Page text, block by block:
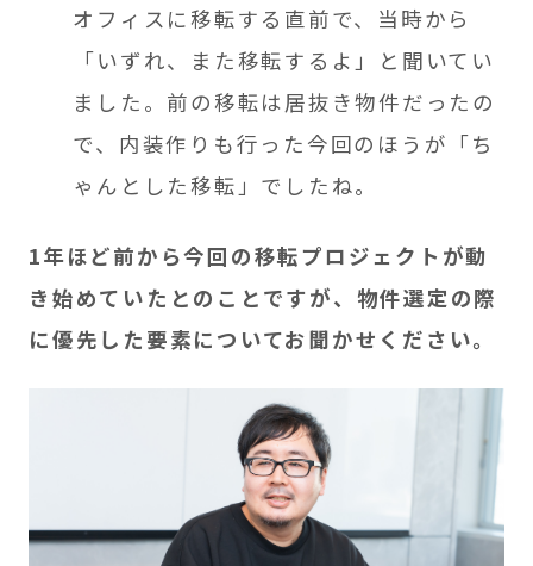
オフィスに移転する直前で、当時から
「いずれ、また移転するよ」と聞いてい
ました。前の移転は居抜き物件だったの
で、内装作りも行った今回のほうが「ち
ゃんとした移転」でしたね。
1年ほど前から今回の移転プロジェクトが動
き始めていたとのことですが、物件選定の際
に優先した要素についてお聞かせください。